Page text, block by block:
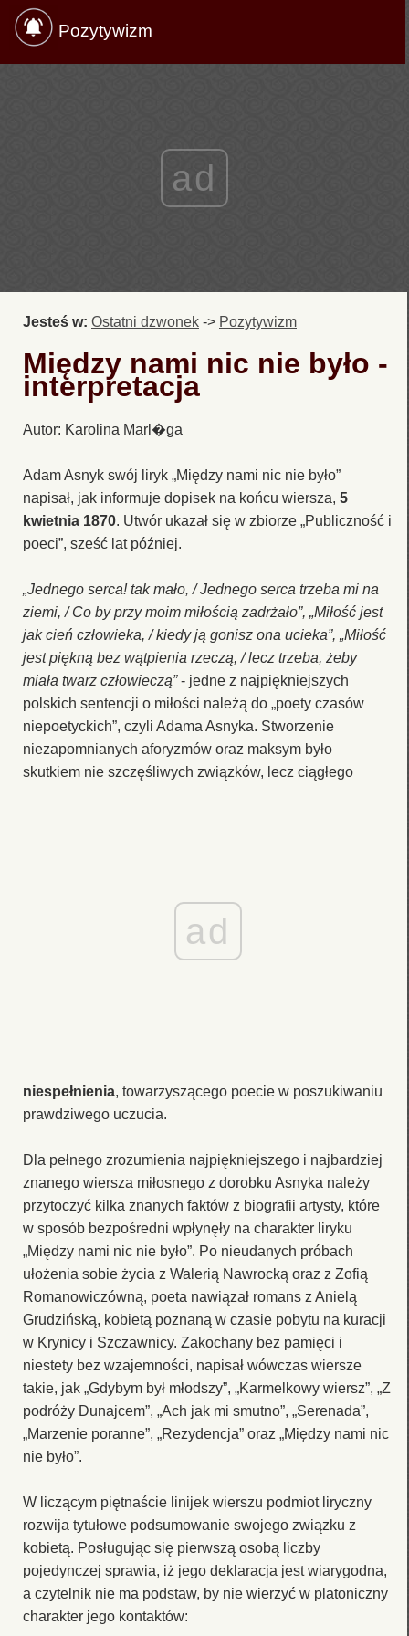
Pozytywizm
ad
Jesteś w: Ostatni dzwonek -> Pozytywizm
Między nami nic nie było -
interpretacja
Autor: Karolina Marl�ga
Adam Asnyk swój liryk „Między nami nic nie było”
napisał, jak informuje dopisek na końcu wiersza, 5
kwietnia 1870. Utwór ukazał się w zbiorze „Publiczność i
poeci”, sześć lat później.
„Jednego serca! tak mało, / Jednego serca trzeba mi na
ziemi, / Co by przy moim miłością zadrżało”, „Miłość jest
jak cień człowieka, / kiedy ją gonisz ona ucieka”, „Miłość
jest piękną bez wątpienia rzeczą, / lecz trzeba, żeby
miała twarz człowieczą”- jedne z najpiękniejszych
polskich sentencji o miłości należą do „poety czasów
niepoetyckich”, czyli Adama Asnyka. Stworzenie
niezapomnianych aforyzmów oraz maksym było
skutkiem nie szczęśliwych związków, lecz ciągłego
ad
niespełnienia, towarzyszącego poecie w poszukiwaniu
prawdziwego uczucia.
Dla pełnego zrozumienia najpiękniejszego i najbardziej
znanego wiersza miłosnego z dorobku Asnyka należy
przytoczyć kilka znanych faktów z biografii artysty, które
w sposób bezpośredni wpłynęły na charakter liryku
„Między nami nic nie było”. Po nieudanych próbach
ułożenia sobie życia z Walerią Nawrocką oraz z Zofią
Romanowiczówną, poeta nawiązał romans z Anielą
Grudzińską, kobietą poznaną w czasie pobytu na kuracji
w Krynicy i Szczawnicy. Zakochany bez pamięci i
niestety bez wzajemności, napisał wówczas wiersze
takie, jak „Gdybym był młodszy”, „Karmelkowy wiersz”, „Z
podróży Dunajcem”, „Ach jak mi smutno”, „Serenada”,
„Marzenie poranne”, „Rezydencja” oraz „Między nami nic
nie było”.
W liczącym piętnaście linijek wierszu podmiot liryczny
rozwija tytułowe podsumowanie swojego związku z
kobietą. Posługując się pierwszą osobą liczby
pojedynczej sprawia, iż jego deklaracja jest wiarygodna,
a czytelnik nie ma podstaw, by nie wierzyć w platoniczny
charakter jego kontaktów: